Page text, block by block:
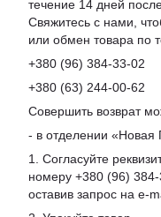
течение 14 дней
Свяжитесь с нами,
или обмен товара по
+380 (96) 384-33-02
+380 (63) 244-00-62
Совершить возврат
- в отделении «Новая
1. Согласуйте
номеру +380 (96)
оставив запрос на e-